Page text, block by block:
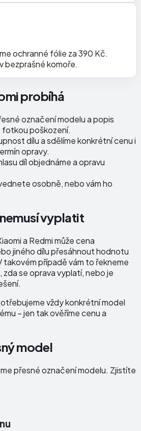
ochranné fólie za 390 Kč.
bezprašné komoře.
probíhá
označení modelu a popis
fotkou poškození.
dílu a sdělíme konkrétní cenu i
opravy.
díl objednáme a opravu
osobně, nebo vám ho
vyplatit
a Redmi může cena
jiného dílu přesáhnout hodnotu
případě vám to řekneme
se oprava vyplatí, nebo je
vždy konkrétní model
– jen tak ověříme cenu a
model
přesné označení modelu. Zjistíte